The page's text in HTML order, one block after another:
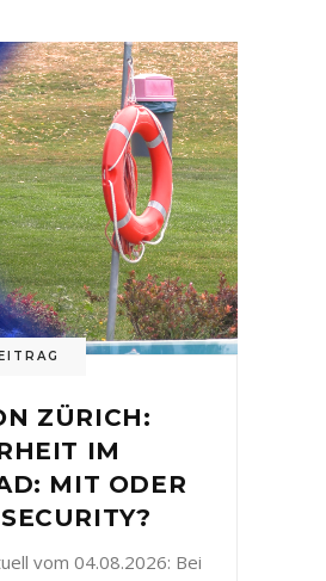
ZÜRICH:
IM
MIT ODER
vom 04.08.2026: Bei